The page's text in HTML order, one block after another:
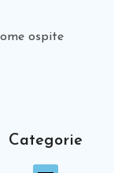
ospite
Categorie